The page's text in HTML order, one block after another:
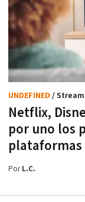
Netflix,
por uno los
UNDEFINED /
PorL.C.